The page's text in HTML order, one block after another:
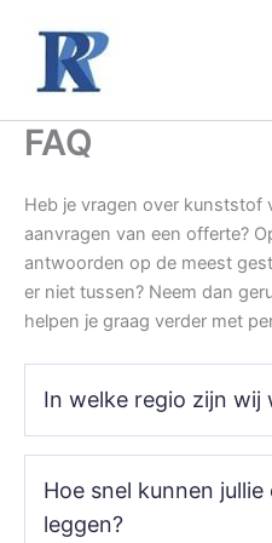
inhoud
FAQ
Heb je vragen over kunststof
aanvragen van een offerte?
antwoorden op de meest
er niet tussen? Neem dan
helpen je graag verder met
In welke regio zijn wij
ook bij jou op locatie
ons op. We kijken graag met
Hoe snel kunnen
leggen?